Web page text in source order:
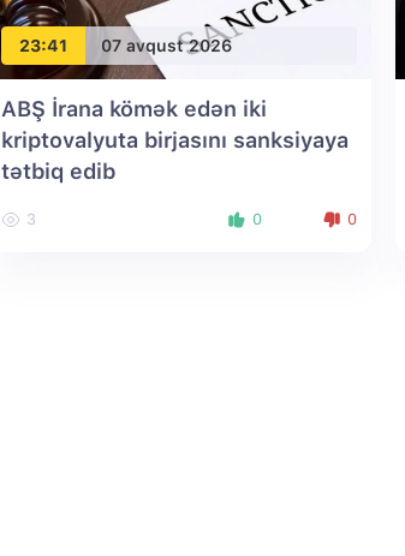
23:41 07 avqust 2026
ABŞ İrana kömək edən iki
kriptovalyuta birjasını sanksiyaya
tətbiq edib
3 0 0